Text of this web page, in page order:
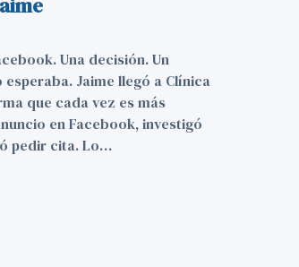
Una decisión. Un
Jaime llegó a Clínica
que cada vez es más
en Facebook, investigó
pedir cita. Lo…